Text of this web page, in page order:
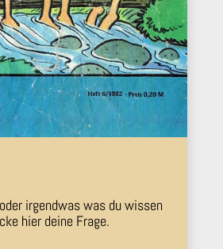
irgendwas was du wissen
hier deine Frage.